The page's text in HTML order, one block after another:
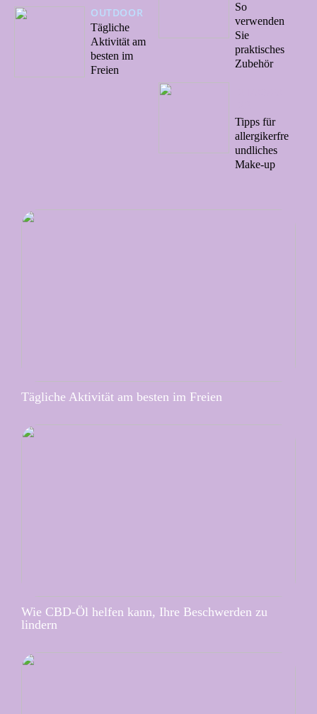
OUTDOOR
Tägliche
Aktivität am
besten im
Freien
So
verwenden
Sie
praktisches
Zubehör
Tipps für
allergikerfre
undliches
Make-up
Tägliche Aktivität am besten im Freien
Wie CBD-Öl helfen kann, Ihre Beschwerden zu
lindern